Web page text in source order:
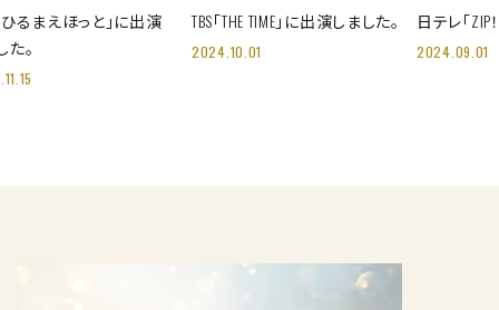
ひるまえほっと」に出演
た。
TBS「THE TIME」に出演しました。
2024.10.01
日テレ「ZIP
2024.09.01